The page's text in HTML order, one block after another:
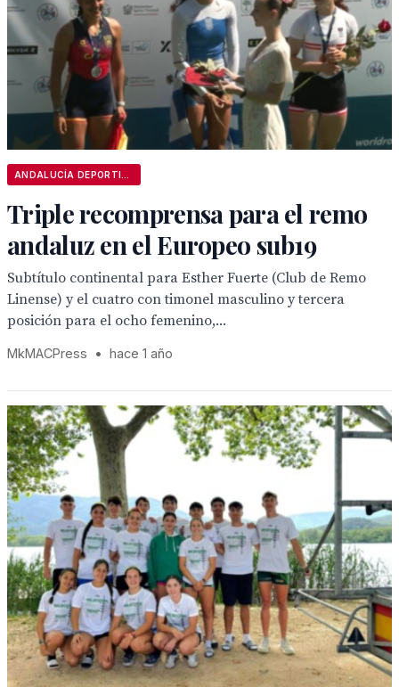
Triple recomprensa para el remo
andaluz en el Europeo sub19
Subtítulo continental para Esther Fuerte (Club de Remo
Linense) y el cuatro con timonel masculino y tercera
posición para el ocho femenino,...
MkMACPress • hace 1 año